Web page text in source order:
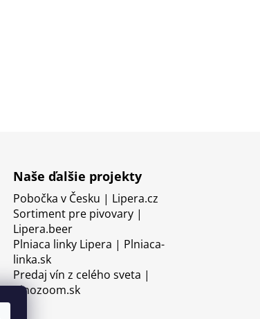
Naše ďalšie projekty
Pobočka v Česku | Lipera.cz
Sortiment pre pivovary |
Lipera.beer
Plniaca linky Lipera | Plniaca-
linka.sk
Predaj vín z celého sveta |
Vinozoom.sk